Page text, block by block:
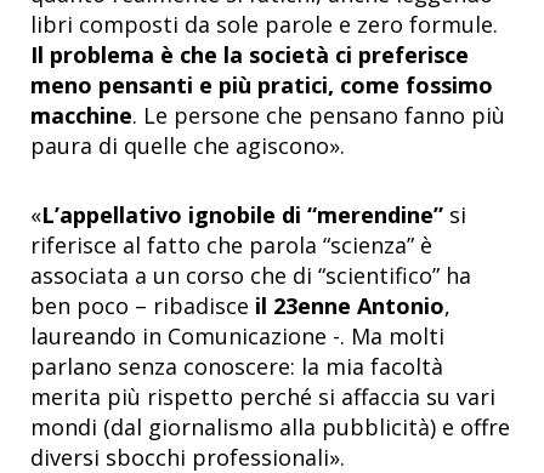
libri composti da sole parole e zero formule.
Il problema è che la società ci preferisce
meno pensanti e più pratici, come fossimo
macchine. Le persone che pensano fanno più
paura di quelle che agiscono».
«L’appellativo ignobile di “merendine” si
riferisce al fatto che parola “scienza” è
associata a un corso che di “scientifico” ha
ben poco – ribadisce il 23enne Antonio,
laureando in Comunicazione -. Ma molti
parlano senza conoscere: la mia facoltà
merita più rispetto perché si affaccia su vari
mondi (dal giornalismo alla pubblicità) e offre
diversi sbocchi professionali».